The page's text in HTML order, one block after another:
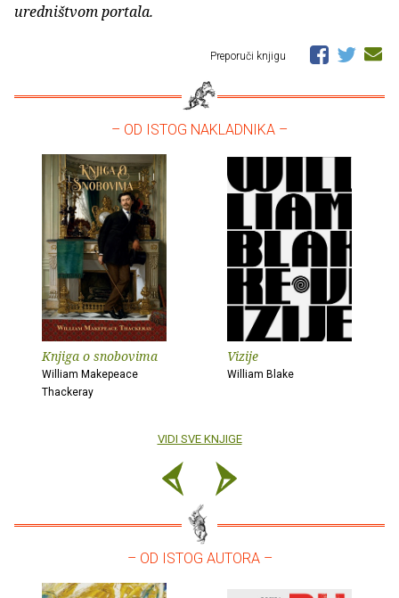
uredništvom portala.
Preporuči knjigu
– OD ISTOG NAKLADNIKA –
Knjiga o snobovima
William Makepeace
Thackeray
Vizije
William Blake
VIDI SVE KNJIGE
– OD ISTOG AUTORA –